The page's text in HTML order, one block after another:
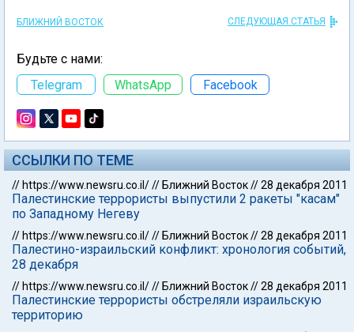
БЛИЖНИЙ ВОСТОК СЛЕДУЮЩАЯ СТАТЬЯ
Будьте с нами:
Telegram
WhatsApp Facebook
ССЫЛКИ ПО ТЕМЕ
// https://www.newsru.co.il/// Ближний Восток//28 декабря 2011
Палестинские террористы выпустили 2 ракеты "касам"
по Западному Негеву
// https://www.newsru.co.il/// Ближний Восток//28 декабря 2011
Палестино-израильский конфликт: хронология событий,
28 декабря
// https://www.newsru.co.il/// Ближний Восток//28 декабря 2011
Палестинские террористы обстреляли израильскую
территорию